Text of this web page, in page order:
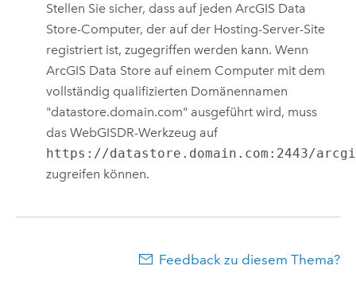
Stellen Sie sicher, dass auf jedenArcGIS Data
Store-Computer, der auf der Hosting-Server-Site
registriert ist, zugegriffen werden kann. Wenn
ArcGIS Data Store auf einem Computer mit dem
vollständig qualifizierten Domänennamen
"datastore.domain.com" ausgeführt wird, muss
das WebGISDR-Werkzeug auf
https://datastore.domain.com:2443/
zugreifen können.
Feedback zu diesem Thema?